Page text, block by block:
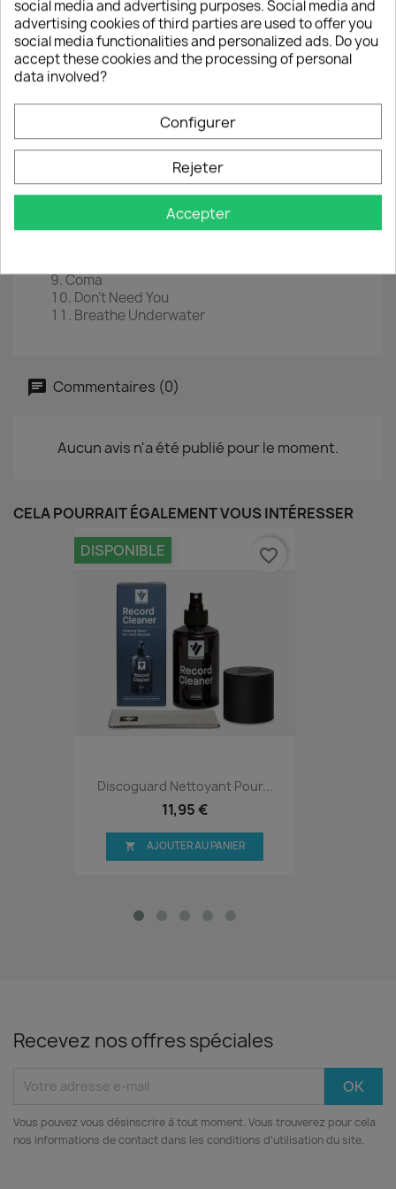
LP12"
EAN 0602567527961
Année :2018
Tracklist
Leap Of Faith
Over It
Not Dead Yet
The Very Last Time
Piece Of Me
Coma
Don't Need You
Breathe Underwater
Commentaires (0)
Aucun avis n'a été publié pour le moment.
CELA POURRAIT ÉGALEMENT VOUS INTÉRESSER
Discoguard Nettoyant Pour...
11,95 €
DISPONIBLE
 AJOUTER AU PANIER
favorite_border
Recevez nos offres spéciales
Vous pouvez vous désinscrire à tout moment. Vous trouverez pour cela
nos informations de contact dans les conditions d'utilisation du site.
social media and advertising purposes. Social media and
advertising cookies of third parties are used to offer you
social media functionalities and personalized ads. Do you
accept these cookies and the processing of personal
data involved?
Configurer
Rejeter
Accepter